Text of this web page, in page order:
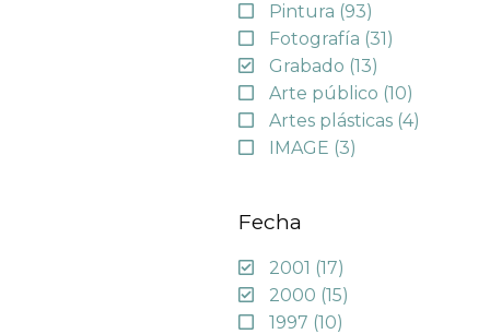
Pintura (93)
Fotografía (31)
Grabado (13)
Arte público (10)
Artes plásticas (4)
IMAGE (3)
Fecha
2001 (17)
2000 (15)
1997 (10)